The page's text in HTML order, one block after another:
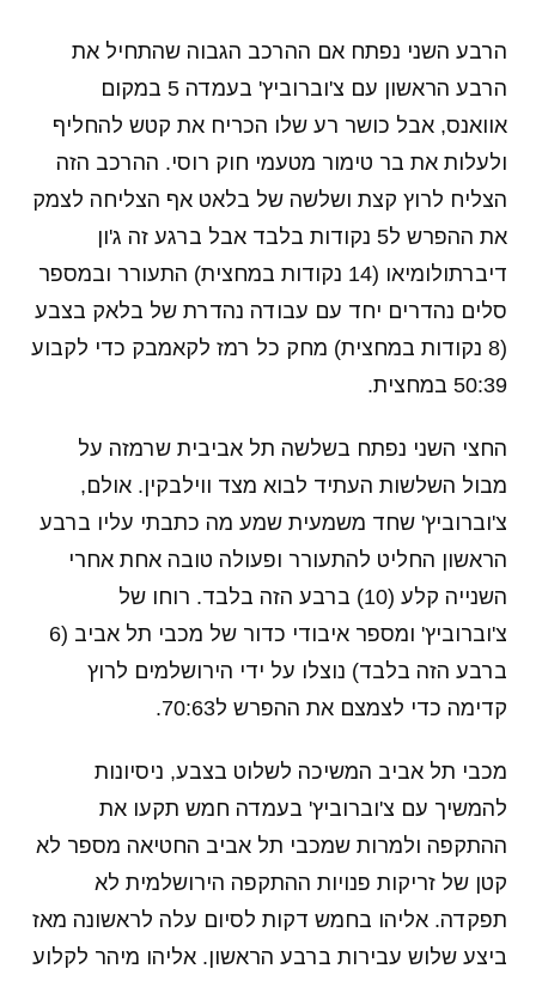
הרבע השני נפתח אם ההרכב הגבוה שהתחיל את
הרבע הראשון עם צ'וברוביץ' בעמדה 5 במקום
אוואנס, אבל כושר רע שלו הכריח את קטש להחליף
ולעלות את בר טימור מטעמי חוק רוסי. ההרכב הזה
הצליח לרוץ קצת ושלשה של בלאט אף הצליחה לצמק
את ההפרש ל5 נקודות בלבד אבל ברגע זה ג'ון
דיברתולומיאו (14 נקודות במחצית) התעורר ובמספר
סלים נהדרים יחד עם עבודה נהדרת של בלאק בצבע
(8 נקודות במחצית) מחק כל רמז לקאמבק כדי לקבוע
50:39 במחצית.
החצי השני נפתח בשלשה תל אביבית שרמזה על
מבול השלשות העתיד לבוא מצד ווילבקין. אולם,
צ'וברוביץ' שחד משמעית שמע מה כתבתי עליו ברבע
הראשון החליט להתעורר ופעולה טובה אחת אחרי
השנייה קלע (10) ברבע הזה בלבד. רוחו של
צ'וברוביץ' ומספר איבודי כדור של מכבי תל אביב (6
ברבע הזה בלבד) נוצלו על ידי הירושלמים לרוץ
קדימה כדי לצמצם את ההפרש ל70:63.
מכבי תל אביב המשיכה לשלוט בצבע, ניסיונות
להמשיך עם צ'וברוביץ' בעמדה חמש תקעו את
ההתקפה ולמרות שמכבי תל אביב החטיאה מספר לא
קטן של זריקות פנויות ההתקפה הירושלמית לא
תפקדה. אליהו בחמש דקות לסיום עלה לראשונה מאז
ביצע שלוש עבירות ברבע הראשון. אליהו מיהר לקלוע